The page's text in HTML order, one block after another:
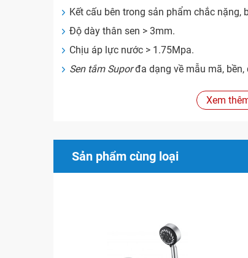
Kết cấu bên trong sản phẩm chắc nặng,
Độ dày thân sen > 3mm.
Chịu áp lực nước > 1.75Mpa.
Sen tắm Suporđa dạng về mẫu mã, bền,
vòi rửa Supor
Đặc biệt : Đầu tạo dòng chảy nhập khẩu
Nguyên vật liệu được kiểm soát và chọn
Mỗi công đoạn sản xuấtvòi rửa
đều
Xem
Sản phẩm cùng loại